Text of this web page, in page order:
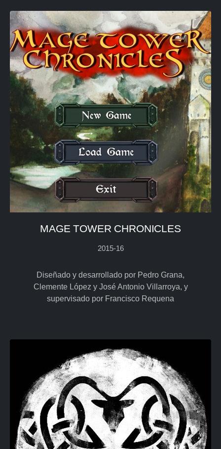
MAGE TOWER CHRONICLES
2015-16
Diseñado y desarrollado por Pedro Grana,
Clemente López y José Antonio Villarroya, y
supervisado por Francisco Requena